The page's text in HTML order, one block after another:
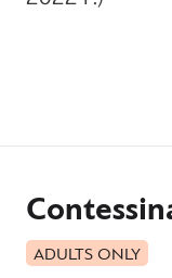
ADULTS ONLY